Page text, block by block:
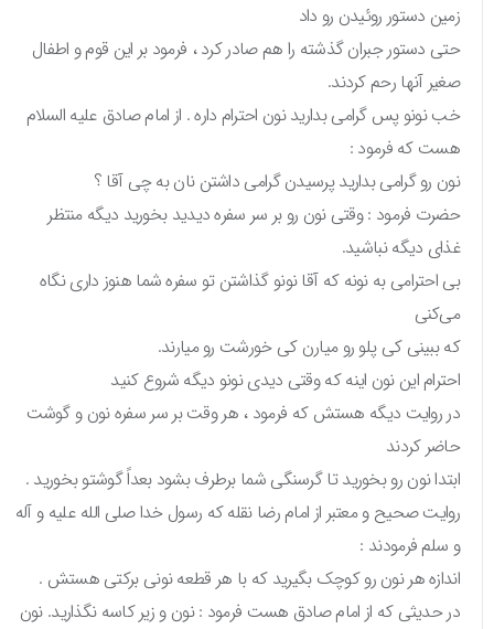
زمین دستور روئیدن رو داد
حتی دستور جبران گذشته را هم صادر کرد ، فرمود بر این قوم و اطفال
صغیر آنها رحم کردند.
خب نونو پس گرامی بدارید نون احترام داره . از امام صادق علیه السلام
هست که فرمود :
نون رو گرامی بدارید پرسیدن گرامی داشتن نان به چی آقا ؟
حضرت فرمود : وقتی نون رو بر سر سفره دیدید بخورید دیگه منتظر
غذای دیگه نباشید.
بی احترامی به نونه که آقا نونو گذاشتن تو سفره شما هنوز داری نگاه
می‌کنی
که ببینی کی پلو رو میارن کی خورشت رو میارند.
احترام این نون اینه که وقتی دیدی نونو دیگه شروع کنید
در روایت دیگه هستش که فرمود ، هر وقت بر سر سفره نون و گوشت
حاضر کردند
ابتدا نون رو بخورید تا گرسنگی شما برطرف بشود بعداً گوشتو بخورید .
روایت صحیح و معتبر از امام رضا نقله که رسول خدا صلی الله علیه و آله
و سلم فرمودند :
اندازه هر نون رو کوچک بگیرید که با هر قطعه نونی برکتی هستش .
در حدیثی که از امام صادق هست فرمود : نون و زیر کاسه نگذارید. نون